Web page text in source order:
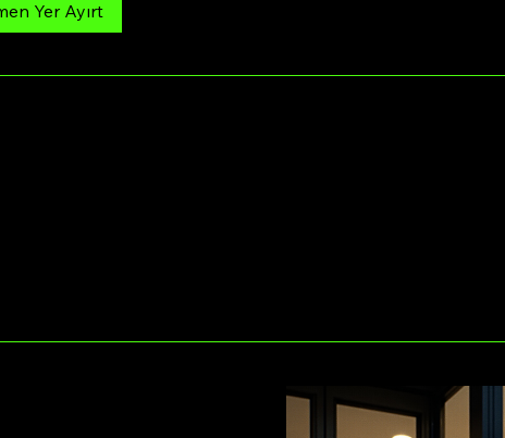
Yer Ayırt